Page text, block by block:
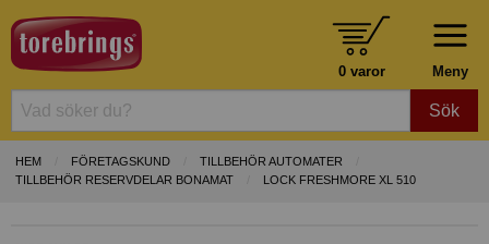
Meny
0 varor
Sök
HEM FÖRETAGSKUND
TILLBEHÖR AUTOMATER
TILLBEHÖR RESERVDELAR BONAMAT
LOCK FRESHMORE XL 510